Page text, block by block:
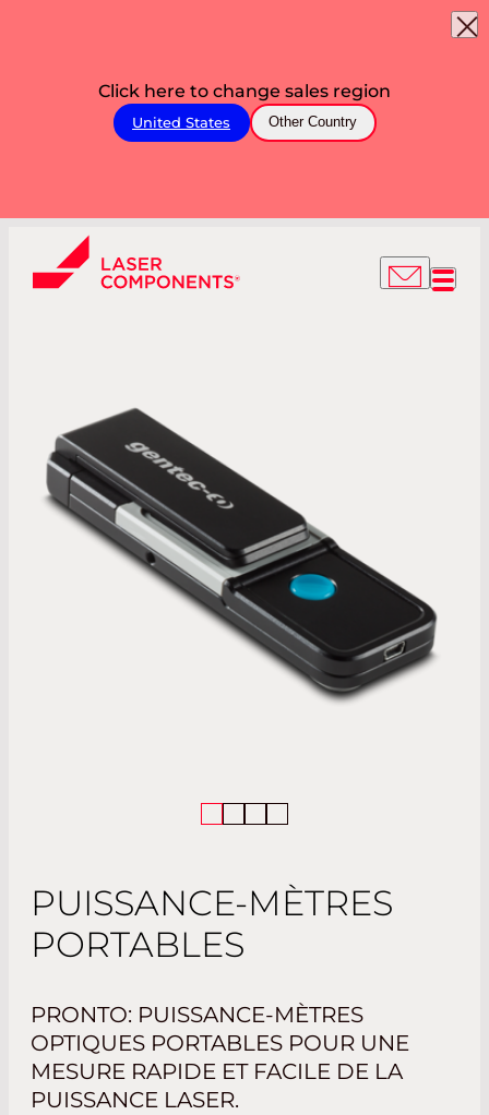
Click here to change sales region
United States Other Country
PUISSANCE-MÈTRES
PORTABLES
PRONTO: PUISSANCE-MÈTRES
OPTIQUES PORTABLES POUR UNE
MESURE RAPIDE ET FACILE DE LA
PUISSANCE LASER.